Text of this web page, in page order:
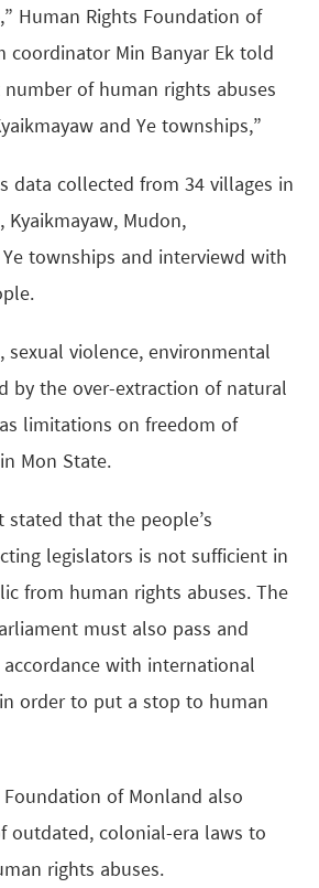
Human Rights Foundation of
coordinator Min Banyar Ek told
number of human rights abuses
and Ye townships,”
data collected from 34 villages in
Kyaikmayaw, Mudon,
townships and interviewd with
sexual violence, environmental
by the over-extraction of natural
limitations on freedom of
Mon State.
that the people’s
legislators is not sufficient in
from human rights abuses. The
must also pass and
with international
order to put a stop to human
of Monland also
outdated, colonial-era laws to
rights abuses.